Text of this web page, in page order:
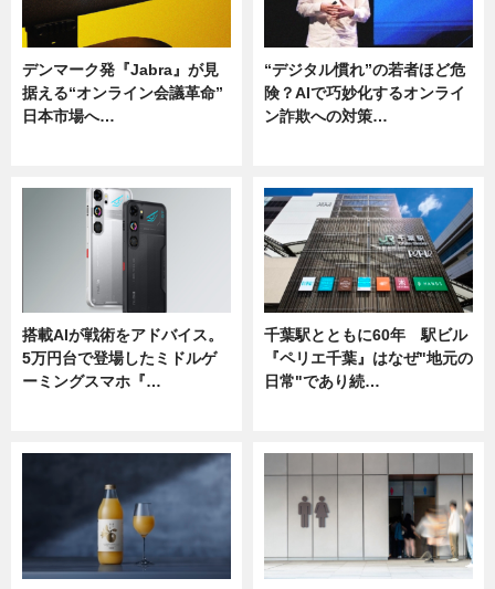
デンマーク発『Jabra』が見
据える“オンライン会議革命”
日本市場へ…
“デジタル慣れ”の若者ほど危
険？AIで巧妙化するオンライ
ン詐欺への対策…
搭載AIが戦術をアドバイス。
5万円台で登場したミドルゲ
ーミングスマホ『…
千葉駅とともに60年 駅ビル
『ペリエ千葉』はなぜ"地元の
日常"であり続…